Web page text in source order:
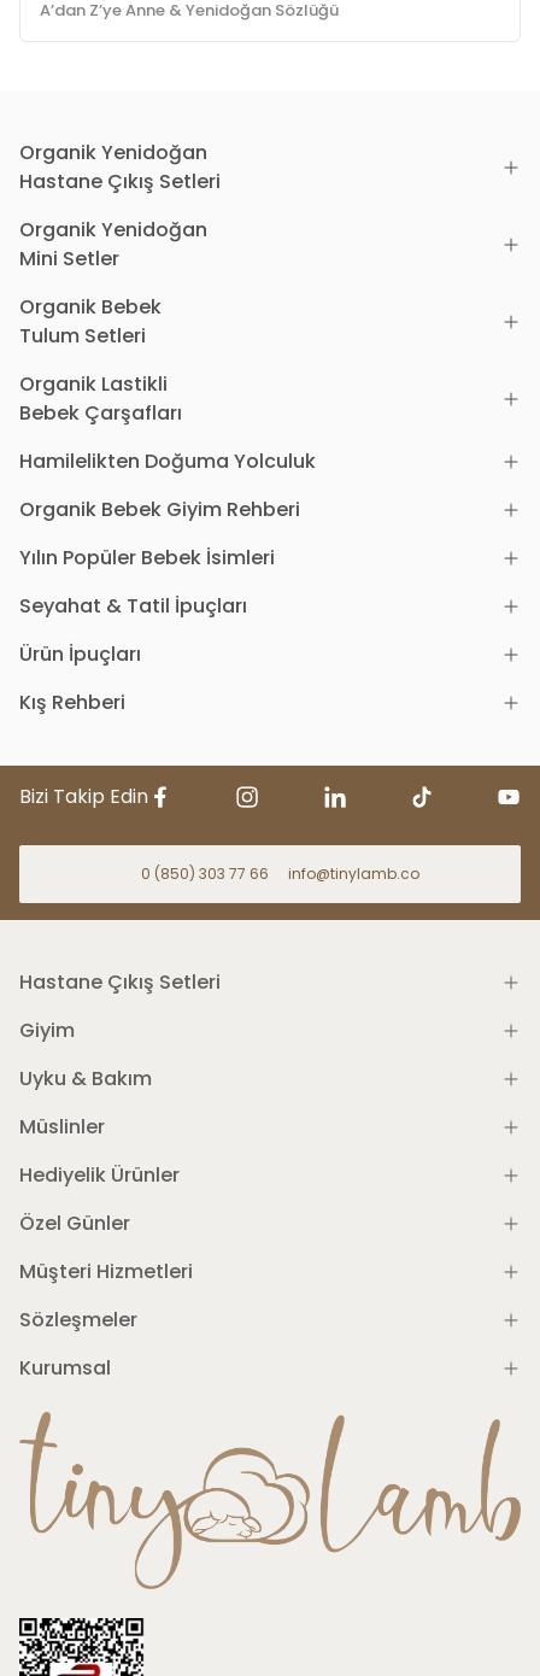
A’dan Z’ye Anne & Yenidoğan Sözlüğü
Organik Yenidoğan
Hastane Çıkış Setleri
Organik Yenidoğan
Mini Setler
Organik Bebek
Tulum Setleri
Organik Lastikli
Bebek Çarşafları
Hamilelikten Doğuma Yolculuk
Organik Bebek Giyim Rehberi
Yılın Popüler Bebek İsimleri
Seyahat & Tatil İpuçları
Ürün İpuçları
Kış Rehberi
Bizi Takip Edin
0 (850) 303 77 66 info@tinylamb.co
Hastane Çıkış Setleri
Giyim
Uyku & Bakım
Müslinler
Hediyelik Ürünler
Özel Günler
Müşteri Hizmetleri
Sözleşmeler
Kurumsal